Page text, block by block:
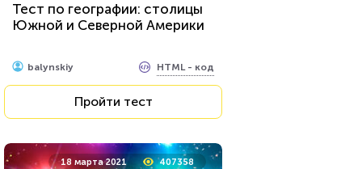
Тест по географии: столицы
Южной и Северной Америки
balynskiy HTML - код
Пройти тест
18 марта 2021 407358